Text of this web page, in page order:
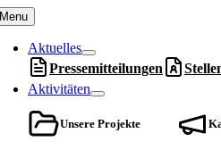
Menu
Aktuelles
Pressemitteilungen
Aktivitäten
Unsere Projekte